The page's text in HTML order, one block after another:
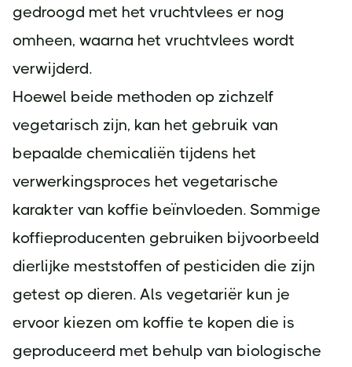
gedroogd met het vruchtvlees er nog
omheen, waarna het vruchtvlees wordt
verwijderd.
Hoewel beide methoden op zichzelf
vegetarisch zijn, kan het gebruik van
bepaalde chemicaliën tijdens het
verwerkingsproces het vegetarische
karakter van koffie beïnvloeden. Sommige
koffieproducenten gebruiken bijvoorbeeld
dierlijke meststoffen of pesticiden die zijn
getest op dieren. Als vegetariër kun je
ervoor kiezen om koffie te kopen die is
geproduceerd met behulp van biologische